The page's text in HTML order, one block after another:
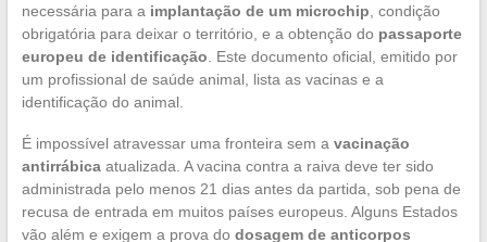
necessária para a implantação de um microchip , condição
obrigatória para deixar o território, e a obtenção do passaporte
europeu de identificação . Este documento oficial, emitido por
um profissional de saúde animal, lista as vacinas e a
identificação do animal.
É impossível atravessar uma fronteira sem a vacinação
antirrábicaatualizada. A vacina contra a raiva deve ter sido
administrada pelo menos 21 dias antes da partida, sob pena de
recusa de entrada em muitos países europeus. Alguns Estados
vão além e exigem a prova do dosagem de anticorpos